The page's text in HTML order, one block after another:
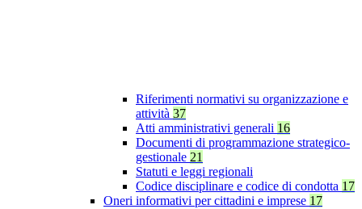
Riferimenti normativi su organizzazione e
attività 37
Atti amministrativi generali 16
Documenti di programmazione strategico-
gestionale 21
Statuti e leggi regionali
Codice disciplinare e codice di condotta 17
Oneri informativi per cittadini e imprese 17